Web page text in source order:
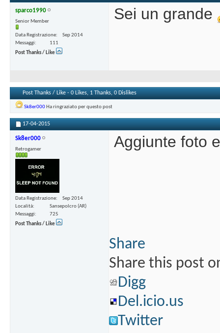
sparco1990
Senior Member
Data Registrazione
Sep 2014
Messaggi
111
Post Thanks / Like
Sei un grande
Post Thanks / Like - 0 Likes, 1 Thanks, 0 Dislikes
Sk8er000 Ha ringraziato per questo post
17-04-2015
Sk8er000
Retrogamer
Data Registrazione
Sep 2014
Località
Sansepolcro (AR)
Messaggi
725
Post Thanks / Like
Aggiunte foto
Share
Share this post
Digg
Del.icio.us
Twitter